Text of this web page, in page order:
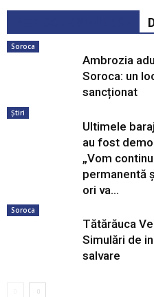
Soroca
Ambrozia
Soroca: un
sancționat
Știri
Ultimele
au fost
„Vom
permanentă
ori va...
Soroca
Tătărăuca
Simulări de
salvare